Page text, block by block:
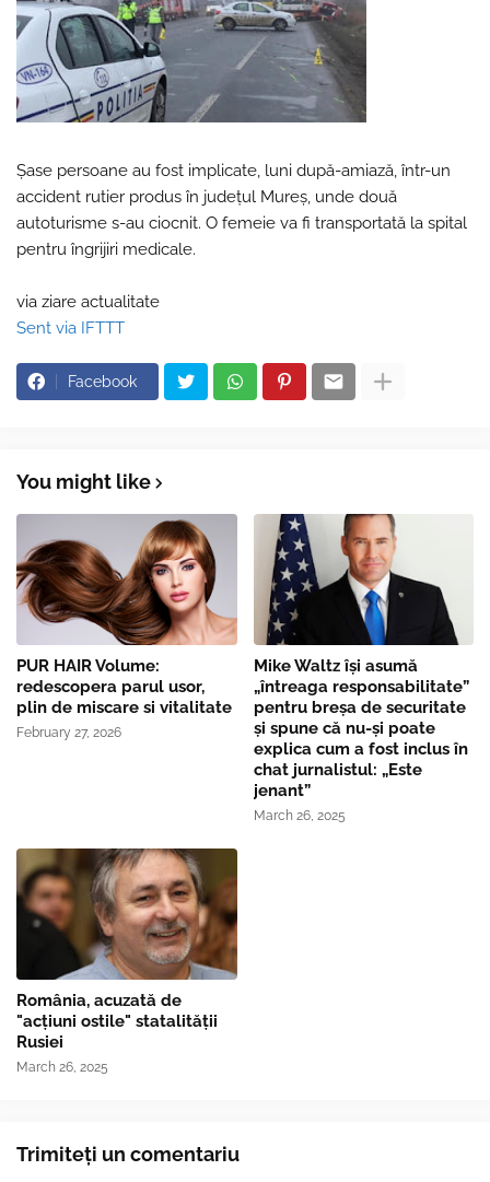
Şase persoane au fost implicate, luni după-amiază, într-un
accident rutier produs în judeţul Mureş, unde două
autoturisme s-au ciocnit. O femeie va fi transportată la spital
pentru îngrijiri medicale.
via ziare actualitate
Sent via IFTTT
Facebook
You might like
PUR HAIR Volume:
redescopera parul usor,
plin de miscare si vitalitate
February 27, 2026
Mike Waltz îşi asumă
„întreaga responsabilitate”
pentru breşa de securitate
și spune că nu-și poate
explica cum a fost inclus în
chat jurnalistul: „Este
jenant”
March 26, 2025
România, acuzată de
"acțiuni ostile" statalității
Rusiei
March 26, 2025
Trimiteți un comentariu